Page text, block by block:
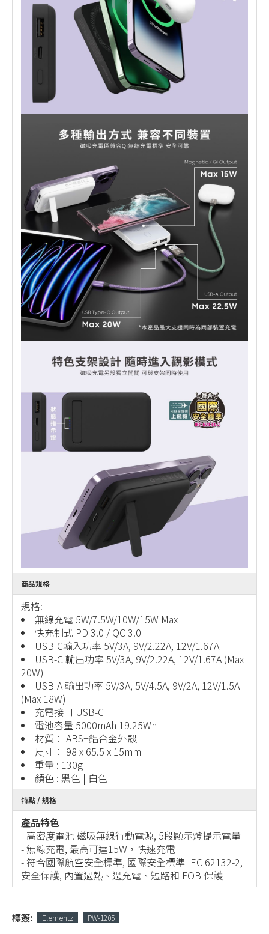
商品規格
規格:
無線充電 5W/7.5W/10W/15W Max
快充制式 PD 3.0 / QC 3.0
USB-C輸入功率 5V/3A, 9V/2.22A, 12V/1.67A
USB-C 輸出功率 5V/3A, 9V/2.22A, 12V/1.67A (Max
20W)
USB-A 輸出功率 5V/3A, 5V/4.5A, 9V/2A, 12V/1.5A
(Max 18W)
充電接口 USB-C
電池容量 5000mAh 19.25Wh
材質： ABS+鋁合金外殼
尺寸： 98 x 65.5 x 15mm
重量 : 130g
顏色 : 黑色 | 白色
特點 / 規格
產品特色
- 高密度電池 磁吸無線行動電源, 5段顯示燈提示電量
- 無線充電, 最高可達15W，快速充電
- 符合國際航空安全標準, 國際安全標準 IEC 62132-2,
安全保護, 內置過熱、過充電、短路和 FOB 保護
標簽: Elementz PW-1205